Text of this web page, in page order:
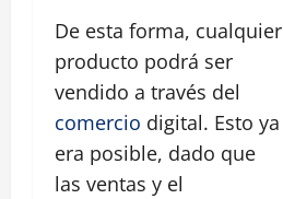
De esta forma, cualquier
producto podrá ser
vendido a través del
comercio digital. Esto ya
era posible, dado que
las ventas y el